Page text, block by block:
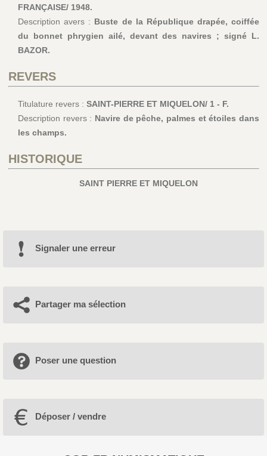
FRANÇAISE/ 1948.
Description avers : Buste de la République drapée, coiffée
du bonnet phrygien ailé, devant des navires ; signé L.
BAZOR.
REVERS
Titulature revers : SAINT-PIERRE ET MIQUELON/ 1 - F.
Description revers : Navire de pêche, palmes et étoiles dans
les champs.
HISTORIQUE
SAINT PIERRE ET MIQUELON
Signaler une erreur
Partager ma sélection
Poser une question
Déposer / vendre